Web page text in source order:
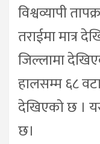
विश्वव्यापी
तराईमा मात्र
जिल्लामा
हालसम्म ६८
देखिएको छ ।
छ।